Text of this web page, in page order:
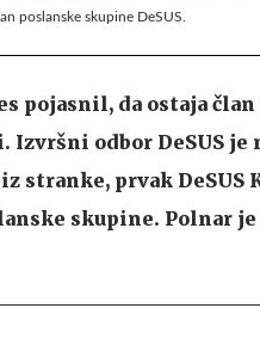
poslanske skupine DeSUS.
pojasnil, da ostaja
Izvršni odbor DeSUS je
stranke, prvak DeSUS
skupine. Polnar